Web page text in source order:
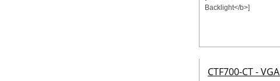
CTF700-CT -